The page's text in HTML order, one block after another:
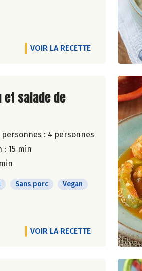
VOIR LA RECETTE
de la recette
et salade de
: 4 personnes
: 15 min
Sans porc
Vegan
VOIR LA RECETTE